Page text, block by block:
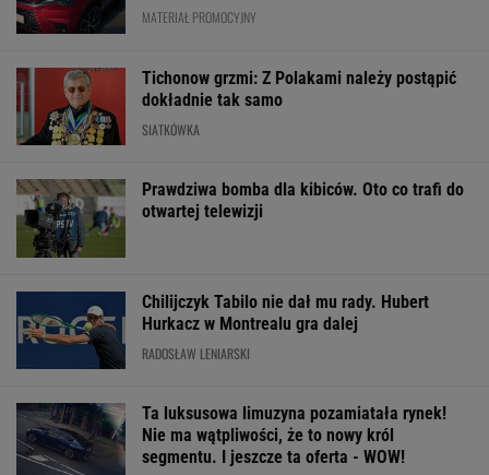
MATERIAŁ PROMOCYJNY
Tichonow grzmi: Z Polakami należy postąpić
dokładnie tak samo
SIATKÓWKA
Prawdziwa bomba dla kibiców. Oto co trafi do
otwartej telewizji
Chilijczyk Tabilo nie dał mu rady. Hubert
Hurkacz w Montrealu gra dalej
RADOSŁAW LENIARSKI
Ta luksusowa limuzyna pozamiatała rynek!
Nie ma wątpliwości, że to nowy król
segmentu. I jeszcze ta oferta - WOW!